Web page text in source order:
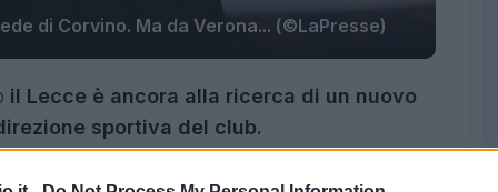
di Corvino. Ma da Verona... (©LaPresse)
il Lecce è ancora alla ricerca di un nuovo
sportiva del club.
Trinchera, potrebbe essere affiancato da